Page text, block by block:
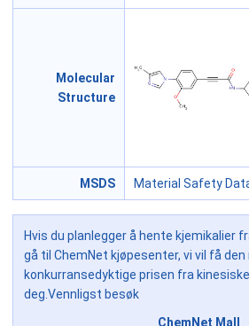
Molecular
Structure
MSDS Material Safety
Hvis du planlegger å hente kjemikalier
gå til ChemNet kjøpesenter, vi vil få
konkurransedyktige prisen fra
deg.Vennligst besøk
ChemNet Mall